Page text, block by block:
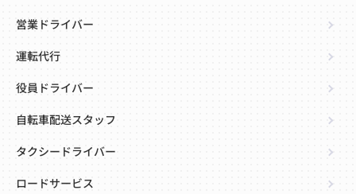
営業ドライバー
運転代行
役員ドライバー
自転車配送スタッフ
タクシードライバー
ロードサービス